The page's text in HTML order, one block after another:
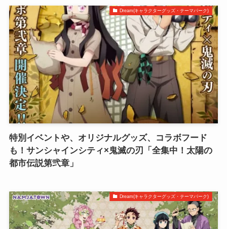
Dream(キャラクターグッズ・テーマパーク)
特別イベントや、オリジナルグッズ、コラボフード
も！サンシャインシティ×鬼滅の刃「全集中！太陽の
都市伝説第弐章」
Dream(キャラクターグッズ・テーマパーク)